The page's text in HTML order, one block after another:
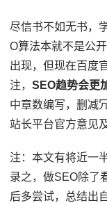
尽信书不如无书，
O算法本就不是公
出现，但现在百度
注，SEO趋势会更
中章数编写，删减
站长平台官方意见
注：本文有将近一
录之，做SEO除了
后多尝试，总结出